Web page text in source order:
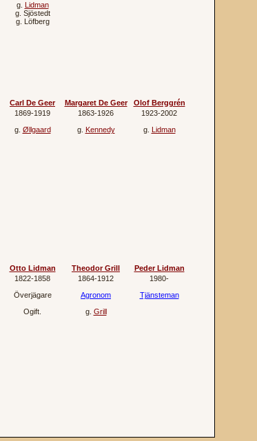
g. Lidman
g. Sjöstedt
g. Löfberg
Carl De Geer
1869‐1919
g. Øllgaard
Margaret De Geer
1863‐1926
g. Kennedy
Olof Berggrén
1923‐2002
g. Lidman
Otto Lidman
1822‐1858
Överjägare
Ogift.
Theodor Grill
1864‐1912
Agronom
g. Grill
Peder Lidman
1980‐
Tjänsteman